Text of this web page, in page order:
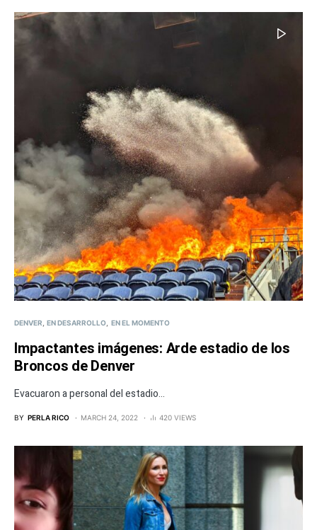
DENVER EN DESARROLLO EN EL MOMENTO
Impactantes imágenes: Arde estadio de los
Broncos de Denver
Evacuaron a personal del estadio...
BY PERLA RICO MARCH 24, 2022 420 VIEWS